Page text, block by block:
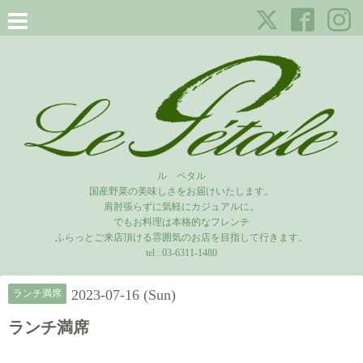
ル ペタル
国産野菜の美味しさをお届けいたします。
肩肘張らずに気軽にカジュアルに。
でもお料理は本格的なフレンチ
ふらっとご来店頂ける雰囲気のお店を目指して行きます。
tel : 03-6311-1480
ランチ満席 2023-07-16 (Sun)
ランチ満席